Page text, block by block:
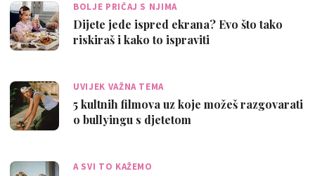
BOLJE PRIČAJ S NJIMA
Dijete jede ispred ekrana? Evo što tako
riskiraš i kako to ispraviti
UVIJEK VAŽNA TEMA
5 kultnih filmova uz koje možeš razgovarati
o bullyingu s djetetom
A SVI TO KAŽEMO